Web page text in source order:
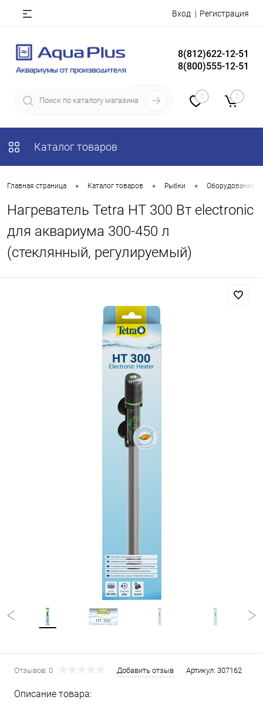
Вход Регистрация
8(812)622-12-51
8(800)555-12-51
0 0
Каталог товаров
Главная страница • Каталог товаров • Рыбки • Оборудование
Нагреватель Tetra HT 300 Вт electronic
для аквариума 300-450 л
(стеклянный, регулируемый)
Отзывов: 0 Добавить отзыв Артикул: 307162
Описание товара: